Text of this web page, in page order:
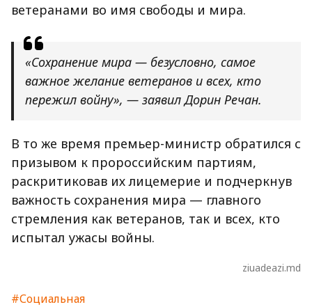
ветеранами во имя свободы и мира.
«Сохранение мира — безусловно, самое
важное желание ветеранов и всех, кто
пережил войну», — заявил Дорин Речан.
В то же время премьер-министр обратился с
призывом к пророссийским партиям,
раскритиковав их лицемерие и подчеркнув
важность сохранения мира — главного
стремления как ветеранов, так и всех, кто
испытал ужасы войны.
ziuadeazi.md
#Социальная